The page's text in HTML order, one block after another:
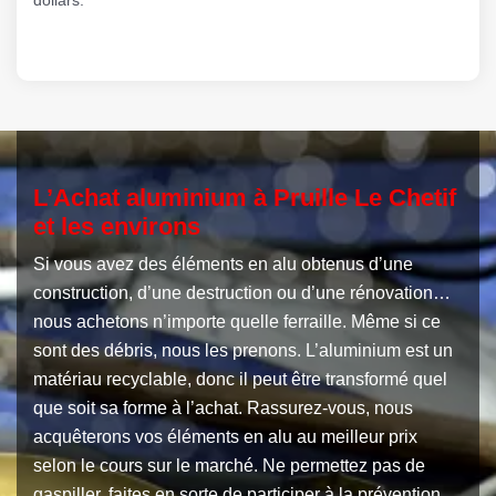
L’Achat aluminium à Pruille Le Chetif
et les environs
Si vous avez des éléments en alu obtenus d’une
construction, d’une destruction ou d’une rénovation…
nous achetons n’importe quelle ferraille. Même si ce
sont des débris, nous les prenons. L’aluminium est un
matériau recyclable, donc il peut être transformé quel
que soit sa forme à l’achat. Rassurez-vous, nous
acquêterons vos éléments en alu au meilleur prix
selon le cours sur le marché. Ne permettez pas de